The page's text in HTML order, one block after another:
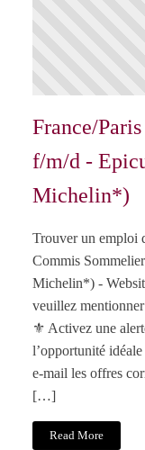
France/
f/m/d -
Michelin*)
Trouver un emploi
Commis
Michelin*) -
veuillez
⚜️ Activez une
l’opportunité
e-mail les offres
[…]
Read More